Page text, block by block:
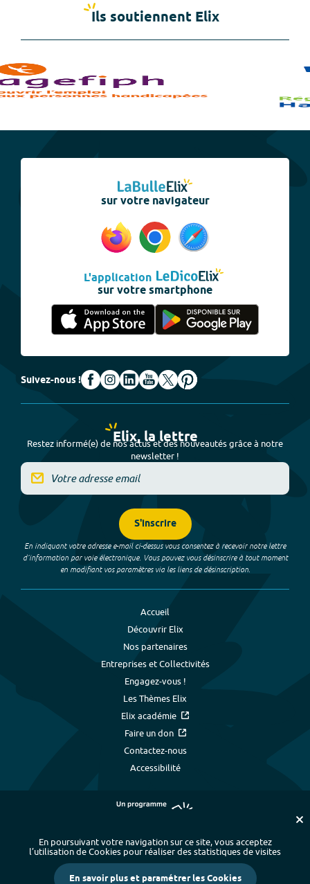
Ils soutiennent Elix
sur votre navigateur
L'application
sur votre smartphone
Suivez-nous !
Elix, la lettre
Restez informé(e) de nos actus et des nouveautés grâce à notre
newsletter !
S'inscrire
En indiquant votre adresse e-mail ci-dessus vous consentez à recevoir notre lettre
d’information par voie électronique. Vous pouvez vous désinscrire à tout moment
en modifiant vos paramètres via les liens de désinscription.
Accueil
Découvrir Elix
Nos partenaires
Entreprises et Collectivités
Engagez-vous !
Les Thèmes Elix
Elix académie
Faire un don
Contactez-nous
Accessibilité
Plan du site - Index alphabétique
-
Mentions légales et données personnelles
- Paramétrer les cookies
En poursuivant votre navigation sur ce site, vous acceptez
l’utilisation de Cookies pour réaliser des statistiques de visites
En savoir plus et paramétrer les Cookies